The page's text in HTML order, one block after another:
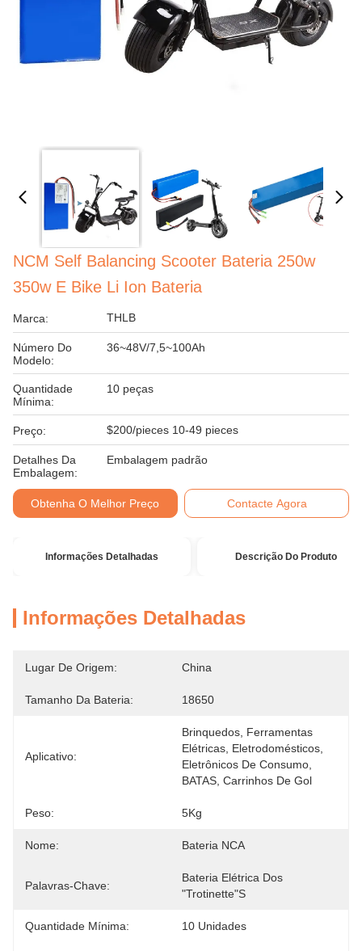
NCM Self Balancing Scooter Bateria 250w
350w E Bike Li Ion Bateria
Marca: THLB
Número Do
Modelo:
36~48V/7,5~100Ah
Quantidade
Mínima:
10 peças
Preço: $200/pieces 10-49 pieces
Detalhes Da
Embalagem:
Embalagem padrão
Obtenha O Melhor Preço Contacte Agora
Informações Detalhadas Descrição Do Produto
Informações Detalhadas
Lugar De Origem: China
Tamanho Da Bateria: 18650
Aplicativo:
Brinquedos, Ferramentas
Elétricas, Eletrodomésticos,
Eletrônicos De Consumo,
BATAS, Carrinhos De Gol
Peso: 5Kg
Nome: Bateria NCA
Palavras-Chave:
Bateria Elétrica Dos
"trotinette"s
Quantidade Mínima: 10 Unidades